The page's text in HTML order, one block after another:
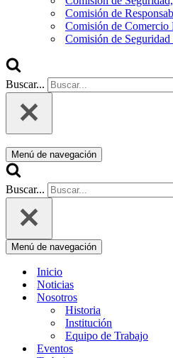
Comisión de
Comisión de Comercio
Comisión de Seguridad
Buscar...
Menú de navegación
Buscar...
Menú de navegación
Inicio
Noticias
Nosotros
Historia
Institución
Equipo de Trabajo
Eventos